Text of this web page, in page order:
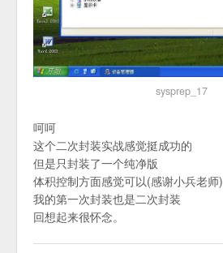
sysprep_17
呵呵
这个二次封装实战感觉挺成功的
但是只封装了一个纯净版
体积控制方面感觉可以(感谢小兵老师)
我的第一次封装也是二次封装
回想起来很怀念。